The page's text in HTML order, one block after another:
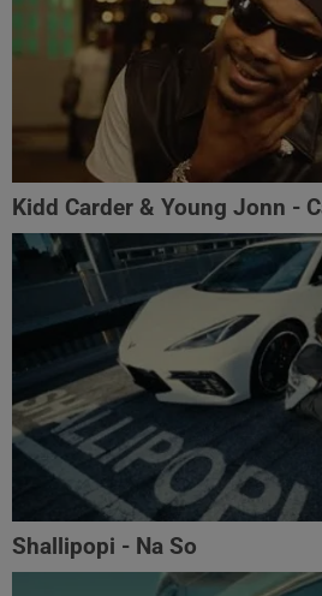
Kidd Carder & Young Jonn -
Shallipopi - Na So